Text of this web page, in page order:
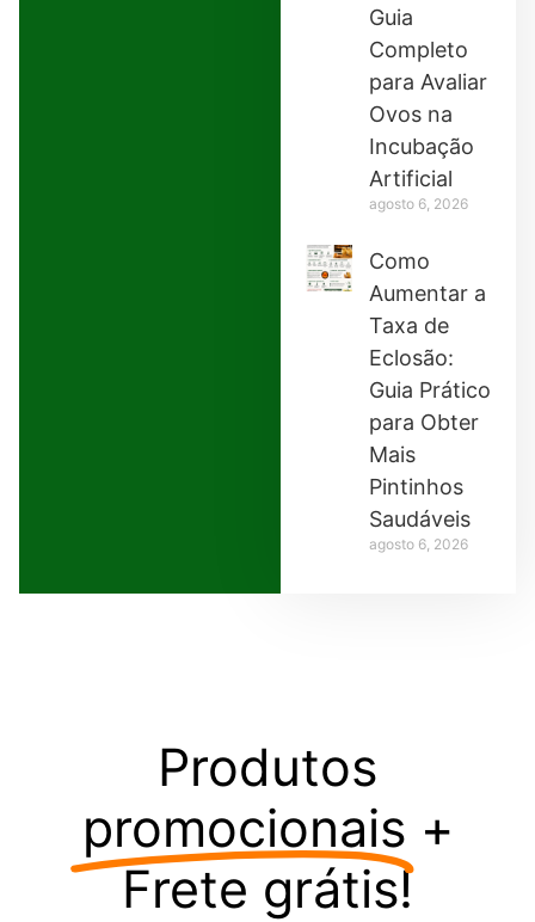
Guia
Completo
para Avaliar
Ovos na
Incubação
Artificial
agosto 6, 2026
Como
Aumentar a
Taxa de
Eclosão:
Guia Prático
para Obter
Mais
Pintinhos
Saudáveis
agosto 6, 2026
Produtos
promocionais +
Frete grátis!